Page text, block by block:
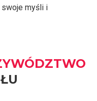
myśli i